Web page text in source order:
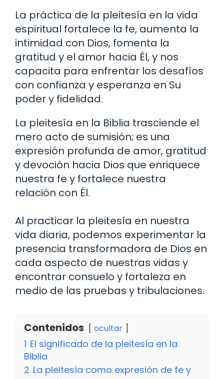
La práctica de la pleitesía en la vida
espiritual fortalece la fe, aumenta la
intimidad con Dios, fomenta la
gratitud y el amor hacia Él, y nos
capacita para enfrentar los desafíos
con confianza y esperanza en Su
poder y fidelidad.
La pleitesía en la Biblia trasciende el
mero acto de sumisión; es una
expresión profunda de amor, gratitud
y devoción hacia Dios que enriquece
nuestra fe y fortalece nuestra
relación con Él.
Al practicar la pleitesía en nuestra
vida diaria, podemos experimentar la
presencia transformadora de Dios en
cada aspecto de nuestras vidas y
encontrar consuelo y fortaleza en
medio de las pruebas y tribulaciones.
Contenidos ocultar
1 El significado de la pleitesía en la
Biblia
2 La pleitesía como expresión de fe y